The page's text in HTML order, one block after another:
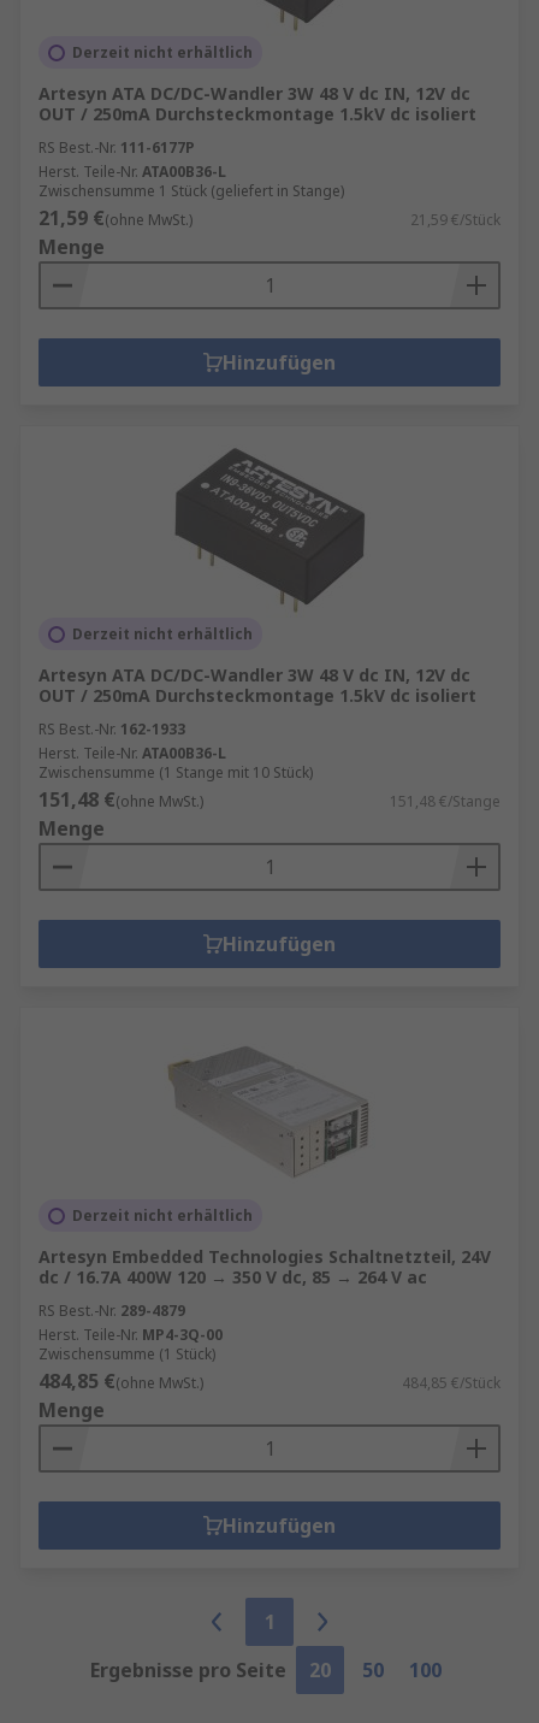
Derzeit nicht erhältlich
Artesyn ATA DC/DC-Wandler 3W 48 V dc IN, 12V dc
OUT / 250mA Durchsteckmontage 1.5kV dc isoliert
RS Best.-Nr. 111-6177P
Herst. Teile-Nr. ATA00B36-L
Zwischensumme 1 Stück (geliefert in Stange)
21,59 €(ohne MwSt.) 21,59 €/Stück
Menge
Hinzufügen
Derzeit nicht erhältlich
Artesyn ATA DC/DC-Wandler 3W 48 V dc IN, 12V dc
OUT / 250mA Durchsteckmontage 1.5kV dc isoliert
RS Best.-Nr. 162-1933
Herst. Teile-Nr. ATA00B36-L
Zwischensumme (1 Stange mit 10 Stück)
151,48 €(ohne MwSt.) 151,48 €/Stange
Menge
Hinzufügen
Derzeit nicht erhältlich
Artesyn Embedded Technologies Schaltnetzteil, 24V
dc / 16.7A 400W 120 → 350 V dc, 85 → 264 V ac
RS Best.-Nr. 289-4879
Herst. Teile-Nr. MP4-3Q-00
Zwischensumme (1 Stück)
484,85 €(ohne MwSt.) 484,85 €/Stück
Menge
Hinzufügen
1
Ergebnisse pro Seite
20 50 100